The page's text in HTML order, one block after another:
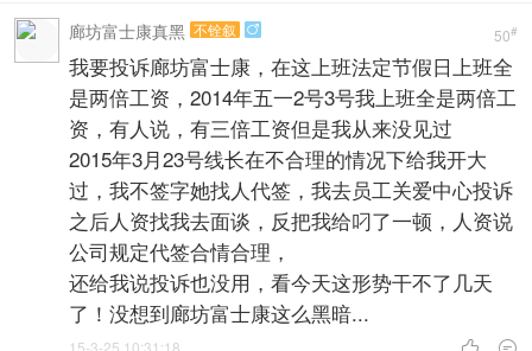
50#
廊坊富士康真黑 不铨叙 
我要投诉廊坊富士康，在这上班法定节假日上班全
是两倍工资，2014年五一2号3号我上班全是两倍工
资，有人说，有三倍工资但是我从来没见过
2015年3月23号线长在不合理的情况下给我开大
过，我不签字她找人代签，我去员工关爱中心投诉
之后人资找我去面谈，反把我给叼了一顿，人资说
公司规定代签合情合理，
还给我说投诉也没用，看今天这形势干不了几天
了！没想到廊坊富士康这么黑暗...
15-3-25 10:31:18